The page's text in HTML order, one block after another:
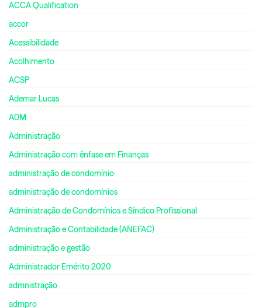
ACCA Qualification
accor
Acessibilidade
Acolhimento
ACSP
Ademar Lucas
ADM
Administração
Administração com ênfase em Finanças
administração de condomínio
administração de condomínios
Administração de Condomínios e Síndico Profissional
Administração e Contabilidade (ANEFAC)
administração e gestão
Administrador Emérito 2020
admnistração
admpro